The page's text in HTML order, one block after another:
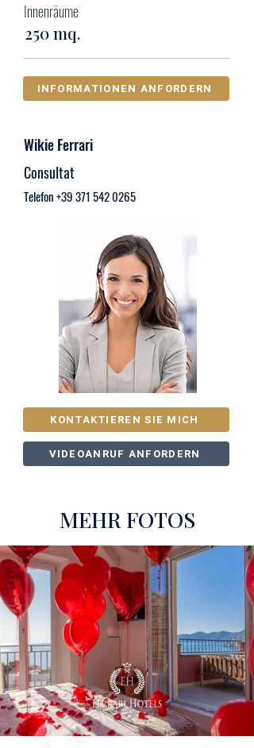
Innenräume
250 mq.
INFORMATIONEN ANFORDERN
Wikie Ferrari
Consultat
Telefon+39 371 542 0265
KONTAKTIEREN SIE MICH
VIDEOANRUF ANFORDERN
MEHR FOTOS